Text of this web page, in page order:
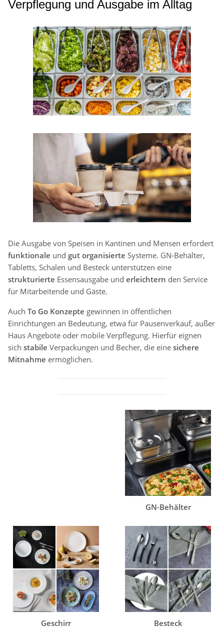
Verpflegung und Ausgabe im Alltag
Die Ausgabe von Speisen in Kantinen und Mensen erfordert
funktionale und gut organisierte Systeme. GN-Behälter,
Tabletts, Schalen und Besteck unterstützen eine
strukturierte Essensausgabe und erleichtern den Service
für Mitarbeitende und Gäste.
Auch To Go Konzepte gewinnen in öffentlichen
Einrichtungen an Bedeutung, etwa für Pausenverkauf, außer
Haus Angebote oder mobile Verpflegung. Hierfür eignen
sich stabile Verpackungen und Becher, die eine sichere
Mitnahme ermöglichen.
GN-Behälter
Geschirr Besteck